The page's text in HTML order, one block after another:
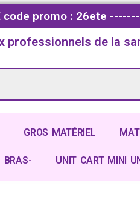
promo : 26ete
professionnels de la
GROS MATÉRIEL
BRAS- UNIT CART MINI